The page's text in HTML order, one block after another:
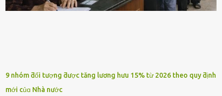
9 nhóm ƌối tượng ƌược tăng lương hưu 15% từ 2026 theo quy ƌịnh
mới củɑ Nhà nước